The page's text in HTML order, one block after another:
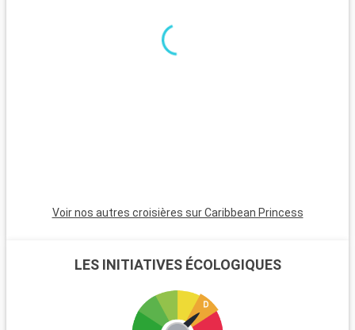
minutes, est incontournable avec son atmosphère animée,
ses plages et son quartier Art Déco. Pour une ambiance plus
Voir nos autres croisières sur Caribbean Princess
LES INITIATIVES ÉCOLOGIQUES